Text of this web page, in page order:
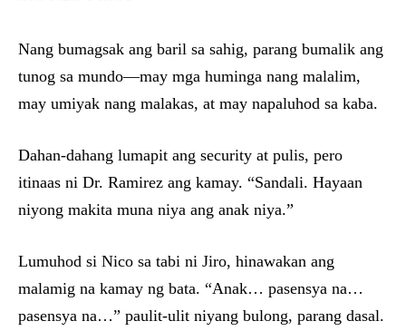
Nang bumagsak ang baril sa sahig, parang bumalik ang
tunog sa mundo—may mga huminga nang malalim,
may umiyak nang malakas, at may napaluhod sa kaba.
Dahan-dahang lumapit ang security at pulis, pero
itinaas ni Dr. Ramirez ang kamay. “Sandali. Hayaan
niyong makita muna niya ang anak niya.”
Lumuhod si Nico sa tabi ni Jiro, hinawakan ang
malamig na kamay ng bata. “Anak… pasensya na…
pasensya na…” paulit-ulit niyang bulong, parang dasal.